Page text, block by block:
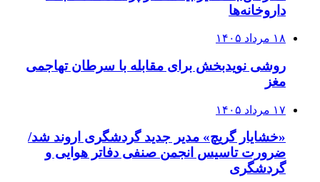
داروخانه‌ها
۱۸ مرداد ۱۴۰۵
روشی نویدبخش برای مقابله با سرطان تهاجمی
مغز
۱۷ مرداد ۱۴۰۵
«خشایار گریچ» مدیر جدید گردشگری اروند شد/
ضرورت تاسیس انجمن صنفی دفاتر هوایی و
گردشگری